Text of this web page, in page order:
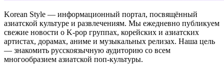
Korean Style — информационный портал, посвящённый
азиатской культуре и развлечениям. Мы ежедневно публикуем
свежие новости о K-pop группах, корейских и азиатских
артистах, дорамах, аниме и музыкальных релизах. Наша цель
— знакомить русскоязычную аудиторию со всем
многообразием азиатской поп-культуры.